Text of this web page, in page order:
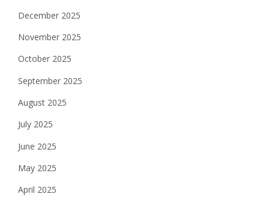
December 2025
November 2025
October 2025
September 2025
August 2025
July 2025
June 2025
May 2025
April 2025